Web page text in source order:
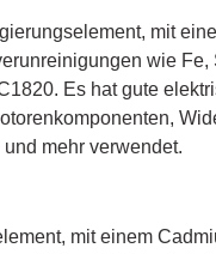
mit
wie
Es hat gute
mehr verwendet.
mit einem